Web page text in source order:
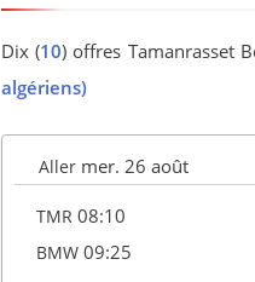
Dix (10) offres Tamanrasset
algériens)
Aller mer. 26 août
TMR 08:10
BMW 09:25